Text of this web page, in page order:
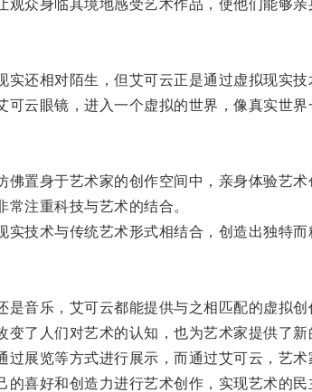
众身临其境地感受艺术作品，使他们能够亲
还相对陌生，但艾可云正是通过虚拟现实技
云眼镜，进入一个虚拟的世界，像真实世界
置身于艺术家的创作空间中，亲身体验艺术
注重科技与艺术的结合。
技术与传统艺术形式相结合，创造出独特而
音乐，艾可云都能提供与之相匹配的虚拟创
了人们对艺术的认知，也为艺术家提供了新
展览等方式进行展示，而通过艾可云，艺术
喜好和创造力进行艺术创作，实现艺术的民